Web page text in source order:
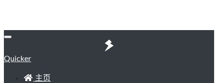
Quicker
主页